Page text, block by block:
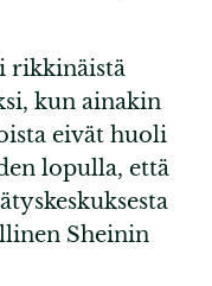
rikkinäistä
kun ainakin
eivät huoli
lopulla, että
Sheinin